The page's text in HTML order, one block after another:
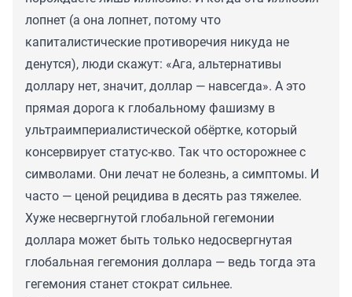
лопнет (а она лопнет, потому что
капиталистические противоречия никуда не
денутся), люди скажут: «Ага, альтернативы
доллару нет, значит, доллар — навсегда». А это
прямая дорога к глобальному фашизму в
ультраимпериалистической обёртке, который
консервирует статус-кво. Так что осторожнее с
символами. Они лечат не болезнь, а симптомы. И
часто — ценой рецидива в десять раз тяжелее.
Хуже несвергнутой глобальной гегемонии
доллара может быть только недосвергнутая
глобальная гегемония доллара — ведь тогда эта
гегемония станет стократ сильнее.